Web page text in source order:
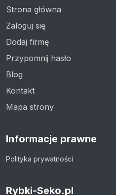
Strona główna
Zaloguj się
Dodaj firmę
Przypomnij hasło
Blog
Kontakt
Mapa strony
Informacje prawne
Polityka prywatności
Rybki-Seko.pl